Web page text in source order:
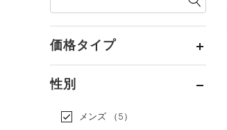
価格タイプ
性別
メンズ
（5）